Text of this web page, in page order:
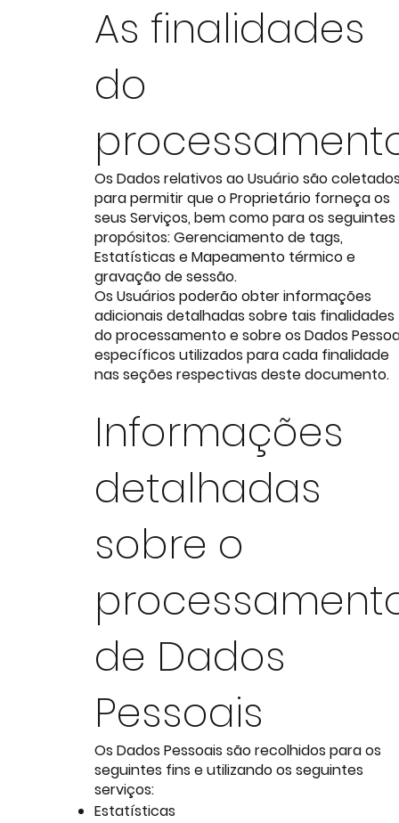
As finalidades
do
Os Dados relativos ao Usuário são
para permitir que o Proprietário forneça os
seus Serviços, bem como para os seguintes
propósitos: Gerenciamento de tags,
Estatísticas e Mapeamento térmico e
gravação de sessão.
Os Usuários poderão obter informações
adicionais detalhadas sobre tais finalidades
do processamento e sobre os Dados
específicos utilizados para cada finalidade
nas seções respectivas deste documento.
Informações
detalhadas
sobre o
de Dados
Pessoais
Os Dados Pessoais são recolhidos para os
seguintes fins e utilizando os seguintes
serviços:
Estatísticas